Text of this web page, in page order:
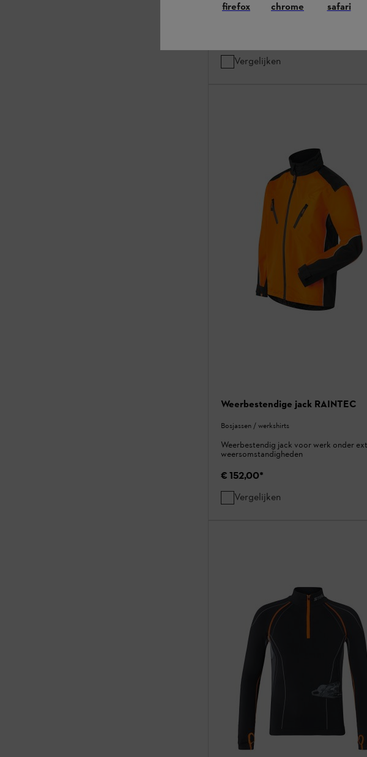
Vergelijken
Weerbestendige jack RAINTEC
Bosjassen / werkshirts
Weerbestendig jack voor werk onder
weersomstandigheden
€ 152,00*
Vergelijken
firefox chrome safari